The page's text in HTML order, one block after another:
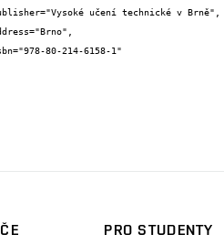
PRO STUDENTY